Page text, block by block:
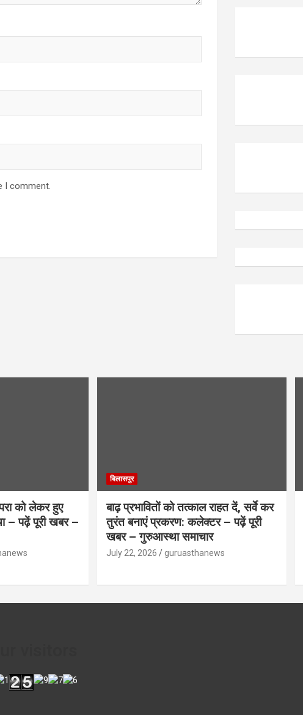
I comment.
को लेकर हुए
– पढ़ें पूरी खबर –
बिलासपुर
बाढ़ प्रभावितों को तत्काल राहत दें, सर्वे कर
तुरंत बनाएं प्रकरण: कलेक्टर – पढ़ें पूरी
खबर – गुरुआस्था समाचार
July 22, 2026 guruasthanews